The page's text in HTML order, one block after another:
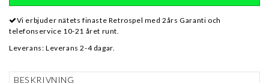
Vi erbjuder nätets finaste Retrospel med 2års Garanti och
telefonservice 10-21 året runt.
Leverans: Leverans 2-4 dagar.
BESKRIVNING